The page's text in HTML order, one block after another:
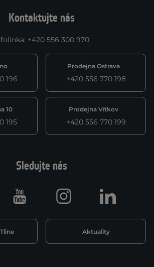
Kontaktujte nás
: +420 556 300 970
196
Prodejna Ostrava
+420 556 770 198
10
195
Prodejna Vítkov
+420 556 770 199
Sledujte nás
Aktuality
Youtube Instagram LinkedIn